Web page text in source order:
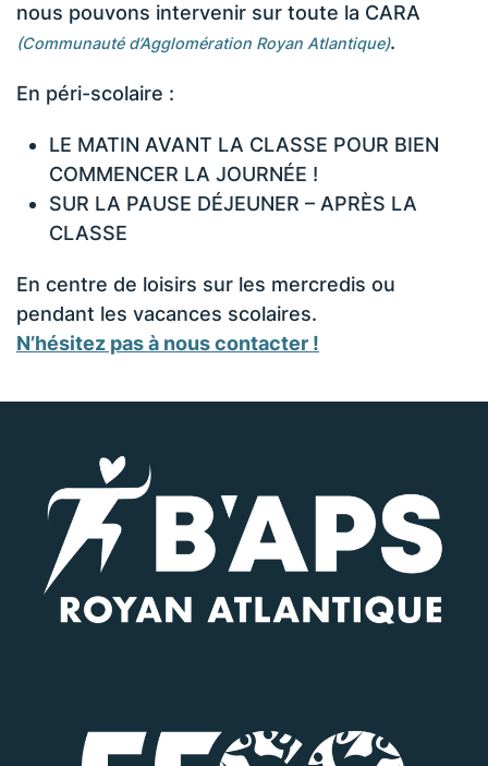
nous pouvons intervenir sur toute la CARA
(Communauté d’Agglomération Royan Atlantique).
En péri-scolaire :
LE MATIN AVANT LA CLASSE POUR BIEN
COMMENCER LA JOURNÉE !
SUR LA PAUSE DÉJEUNER – APRÈS LA
CLASSE
En centre de loisirs sur les mercredis ou
pendant les vacances scolaires.
N’hésitez pas à nous contacter !